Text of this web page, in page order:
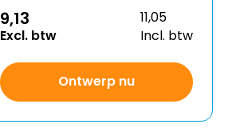
9,13
Excl. btw
11,05
Incl. btw
Ontwerp nu